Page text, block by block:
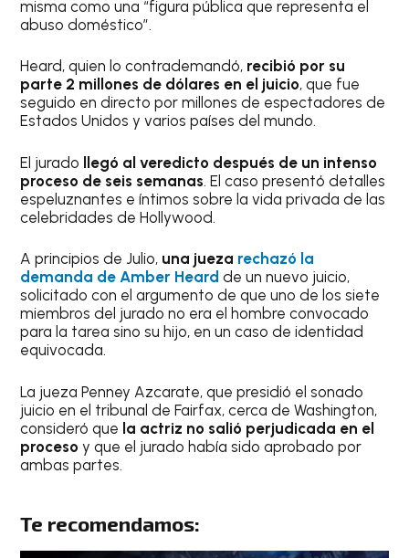
misma como una “figura pública que representa el
abuso doméstico”.
Heard, quien lo contrademandó, recibió por su
parte 2 millones de dólares en el juicio, que fue
seguido en directo por millones de espectadores de
Estados Unidos y varios países del mundo.
El jurado llegó al veredicto después de un intenso
proceso de seis semanas. El caso presentó detalles
espeluznantes e íntimos sobre la vida privada de las
celebridades de Hollywood.
A principios de Julio, una jueza rechazó la
demanda de Amber Heard de un nuevo juicio,
solicitado con el argumento de que uno de los siete
miembros del jurado no era el hombre convocado
para la tarea sino su hijo, en un caso de identidad
equivocada.
La jueza Penney Azcarate, que presidió el sonado
juicio en el tribunal de Fairfax, cerca de Washington,
consideró que la actriz no salió perjudicada en el
procesoy que el jurado había sido aprobado por
ambas partes.
Te recomendamos: